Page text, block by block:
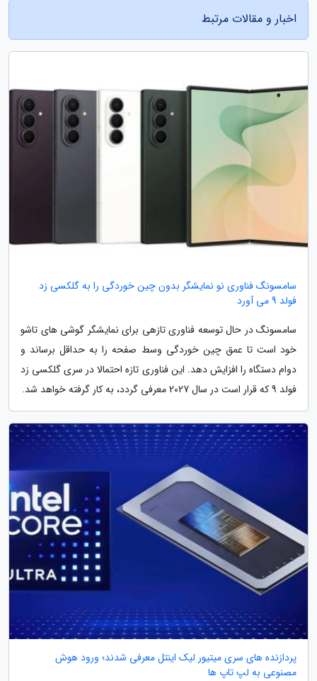
اخبار و مقالات مرتبط
سامسونگ فناوری نو نمایشگر بدون چین خوردگی را به گلکسی زد
فولد 9 می آورد
سامسونگ در حال توسعه فناوری تازهی برای نمایشگر گوشی های تاشو
خود است تا عمق چین خوردگی وسط صفحه را به حداقل برساند و
دوام دستگاه را افزایش دهد. این فناوری تازه احتمالا در سری گلکسی زد
فولد 9 که قرار است در سال 2027 معرفی گردد، به کار گرفته خواهد شد.
پردازنده های سری میتیور لیک اینتل معرفی شدند؛ ورود هوش
مصنوعی به لپ تاپ ها